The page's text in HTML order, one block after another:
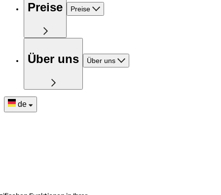
Preise Preise
Über uns Über uns
de